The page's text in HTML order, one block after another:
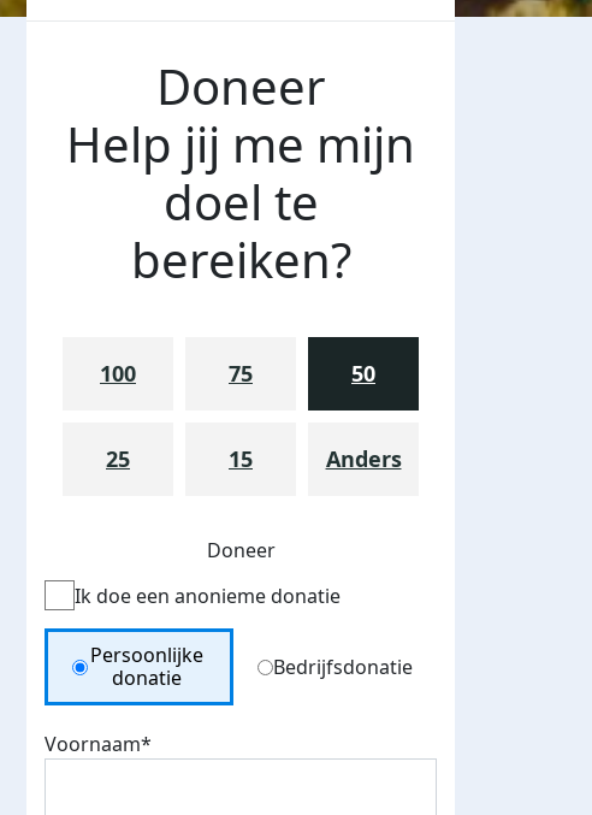
Doneer
Help jij me mijn
doel te
bereiken?
100 75 50
25 15 Anders
Doneer
Ik doe een anonieme donatie
Donation Type
Persoonlijke
donatie
Bedrijfsdonatie
Voornaam*